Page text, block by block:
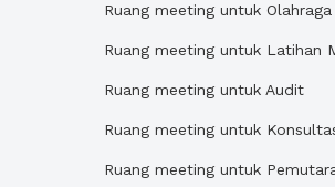
Ruang meeting untuk Olahraga
Ruang meeting untuk Latihan
Ruang meeting untuk Audit
Ruang meeting untuk
Ruang meeting untuk